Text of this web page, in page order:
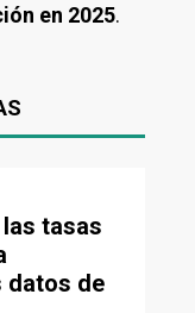
en 2025.
tasas
datos de